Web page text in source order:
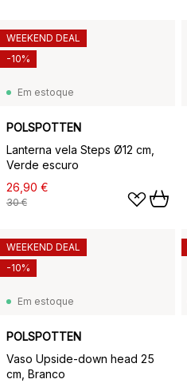
Em estoque
POLSPOTTEN
Lanterna vela Steps Ø12 cm,
Verde escuro
26,90 €
30 €
WEEKEND DEAL
-10%
Em estoque
POLSPOTTEN
Vaso Upside-down head 25
cm, Branco
WEEKEND DEAL
-10%